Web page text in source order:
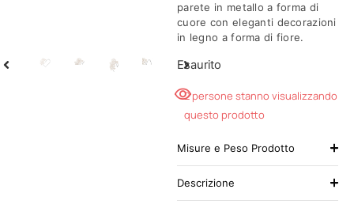
parete in metallo a forma di
cuore con eleganti decorazioni
in legno a forma di fiore.
Esaurito
2 persone stanno visualizzando
questo prodotto
Misure e Peso Prodotto
Descrizione